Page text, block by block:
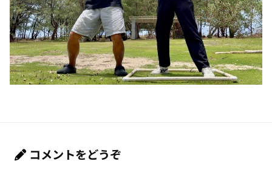
コメントをどうぞ